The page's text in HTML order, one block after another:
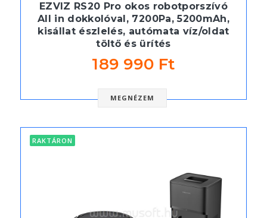
EZVIZ RS20 Pro okos robotporszívó
All in dokkolóval, 7200Pa, 5200mAh,
kisállat észlelés, autómata víz/oldat
töltő és ürítés
189 990 Ft
MEGNÉZEM
RAKTÁRON